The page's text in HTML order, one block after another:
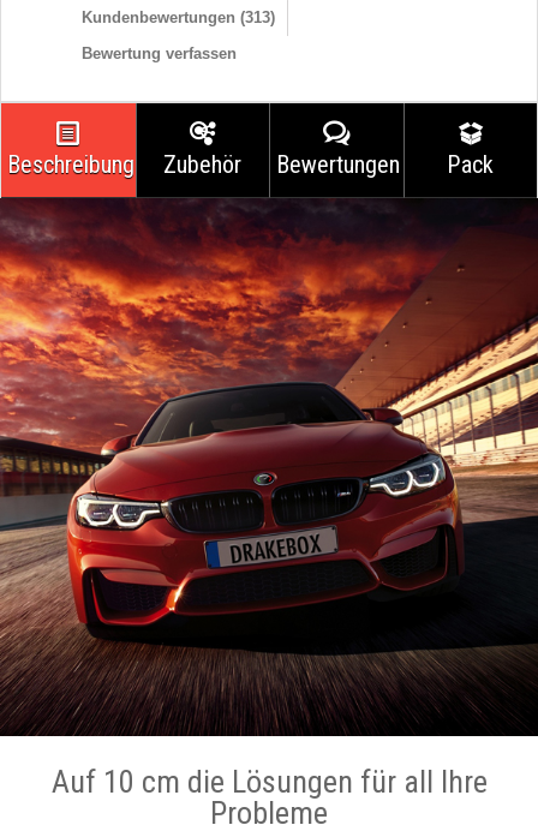
Kundenbewertungen (313)
Bewertung verfassen
Beschreibung Zubehör Bewertungen Pack
Auf 10 cm die Lösungen für all Ihre
Probleme